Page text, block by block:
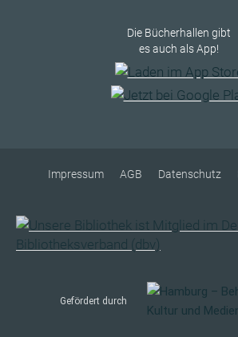
Die Bücherhallen gibt
es auch als App!
Impressum AGB Datenschutz
Gefördert durch